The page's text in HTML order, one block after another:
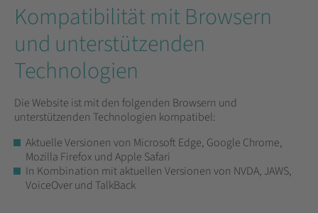
Kompatibilität mit Browsern
und unterstützenden
Technologien
Die Website ist mit den folgenden Browsern und
unterstützenden Technologien kompatibel:
Aktuelle Versionen von Microsoft Edge, Google Chrome,
Mozilla Firefox und Apple Safari
In Kombination mit aktuellen Versionen von NVDA, JAWS,
VoiceOver und TalkBack